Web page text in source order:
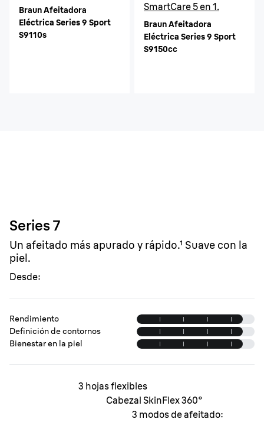
Braun Afeitadora
Eléctrica Series 9 Sport
S9110s
SmartCare 5 en 1.
Braun Afeitadora
Eléctrica Series 9 Sport
S9150cc
Series 7
Un afeitado más apurado y rápido.¹ Suave con la
piel.
Desde:
Rendimiento
Definición de contornos
Bienestar en la piel
3 hojas flexibles
Cabezal SkinFlex 360°
3 modos de afeitado: